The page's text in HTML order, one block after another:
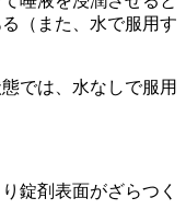
（また、水で服用す
では、水なしで服用
錠剤表面がざらつく